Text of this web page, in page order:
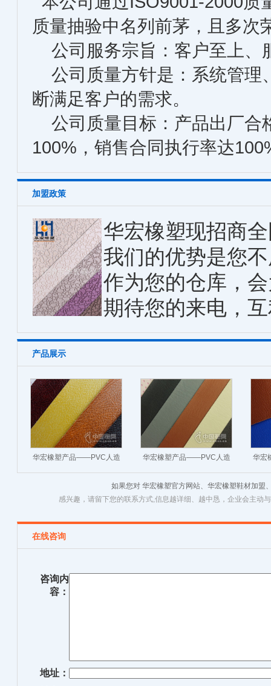
质量抽验中名列前茅，且多次
公司服务宗旨：客户至上、
公司质量方针是：系统管理
断满足客户的需求。
公司质量目标：产品出厂合
100%，销售合同执行率达
加盟政策
华宏橡塑现招商
我们的优势是您
作为您的仓库，
期待您的来电，
产品展示
华宏橡塑产品——PVC人造
革
华宏橡塑产品——PVC人造
革
华宏
如果您对 华宏橡塑官方网站、华宏橡塑鞋材加盟
感兴趣，请留下您的联系方式,信息越详细、越中恳，企业会主动
在线咨询
咨询内
容：
地址：